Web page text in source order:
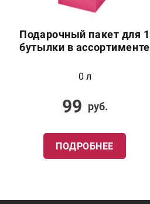
Подарочный пакет для 1
бутылки в ассортименте
0 л
99 руб.
ПОДРОБНЕЕ